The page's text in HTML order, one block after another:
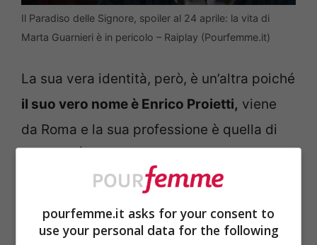
Il Paradiso delle Signore, spoiler al 24 aprile: la vita di
Marta Guarnieri è in pericolo – Raiplay (Pourfemme.it)
La sua vera identità, però, è un’altra poiché
il suo vero nome è Enrico Proietti, viene
da Roma e la sua professione è quella di
salvare la vita alla contessa Adelaide di
Sant’Erasmo. L’uomo è stato costretto a
cambiare identità dopo aver denunciato un
pourfemme.it asks for your consent to
use your personal data for the following